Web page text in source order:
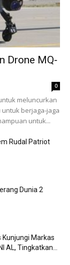
Drone MQ-
0
meluncurkan
untuk berjaga-jaga
untuk...
Rudal Patriot
Dunia 2
Markas
AL, Tingkatkan...